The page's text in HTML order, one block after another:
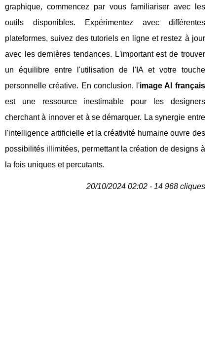
graphique, commencez par vous familiariser avec les
outils disponibles. Expérimentez avec différentes
plateformes, suivez des tutoriels en ligne et restez à jour
avec les dernières tendances. L'important est de trouver
un équilibre entre l'utilisation de l'IA et votre touche
personnelle créative. En conclusion, l'image AI français
est une ressource inestimable pour les designers
cherchant à innover et à se démarquer. La synergie entre
l'intelligence artificielle et la créativité humaine ouvre des
possibilités illimitées, permettant la création de designs à
la fois uniques et percutants.
20/10/2024 02:02 - 14 968 cliques